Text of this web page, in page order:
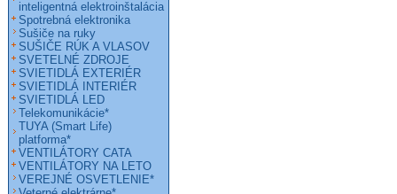
inteligentná elektroinštalácia
Spotrebná elektronika
Sušiče na ruky
SUŠIČE RÚK A VLASOV
SVETELNÉ ZDROJE
SVIETIDLÁ EXTERIÉR
SVIETIDLÁ INTERIÉR
SVIETIDLÁ LED
Telekomunikácie*
TUYA (Smart Life)
platforma*
VENTILÁTORY CATA
VENTILÁTORY NA LETO
VEREJNÉ OSVETLENIE*